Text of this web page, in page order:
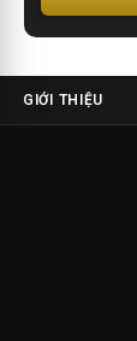
GIỚI THIỆU